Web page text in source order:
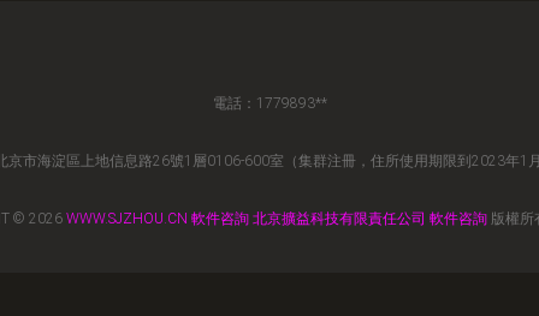
電話：1779893**
京市海淀區上地信息路26號1層0106-600室（集群注冊，住所使用期限到2023年1月
© 2026 WWW.SJZHOU.CN 軟件咨詢 北京擴益科技有限責任公司 軟件咨詢版權所